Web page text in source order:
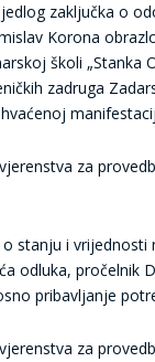
zaključka o
Korona
školi „Stanka
zadruga
za
stanju i
odluka,
pribavljanje
za